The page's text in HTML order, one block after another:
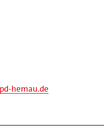
hemau.de